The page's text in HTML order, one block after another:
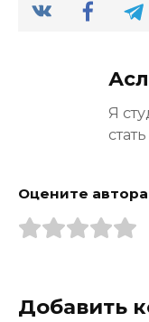
Я
Оцените автора
Добавить